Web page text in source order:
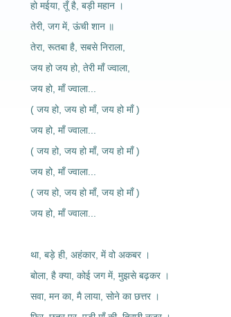
हो मईया, तूँ है, बड़ी महान ।
तेरी, जग में, ऊंची शान ॥
तेरा, रूतबा है, सबसे निराला,
जय हो जय हो, तेरी माँ ज्वाला,
जय हो, माँ ज्वाला...
( जय हो, जय हो माँ, जय हो माँ )
जय हो, माँ ज्वाला...
( जय हो, जय हो माँ, जय हो माँ )
जय हो, माँ ज्वाला...
( जय हो, जय हो माँ, जय हो माँ )
जय हो, माँ ज्वाला...
था, बड़े ही, अहंकार, में वो अकबर ।
बोला, है क्या, कोई जग में, मुझसे बढ़कर ।
सवा, मन का, मै लाया, सोने का छत्तर ।